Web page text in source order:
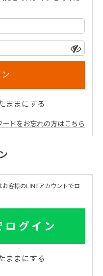
ままにする
ードをお忘れの方はこちら
客様のLINEアカウントでロ
グイン
ままにする